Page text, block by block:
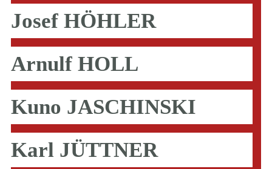
Josef HÖHLER
Arnulf HOLL
Kuno JASCHINSKI
Karl JÜTTNER